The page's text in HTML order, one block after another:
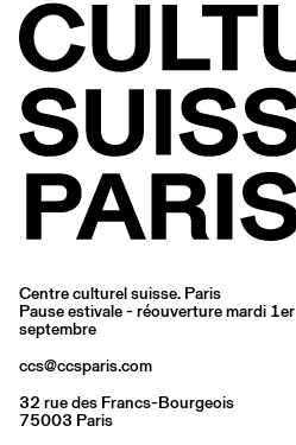
Centre culturel suisse. Paris
Pause estivale - réouverture mardi 1er
septembre
ccs@ccsparis.com
32 rue des Francs-Bourgeois
75003 Paris